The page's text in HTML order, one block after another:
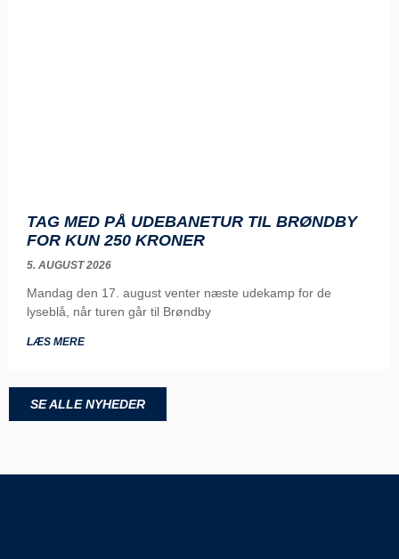
TAG MED PÅ UDEBANETUR TIL BRØNDBY
FOR KUN 250 KRONER
5. AUGUST 2026
Mandag den 17. august venter næste udekamp for de
lyseblå, når turen går til Brøndby
LÆS MERE
SE ALLE NYHEDER